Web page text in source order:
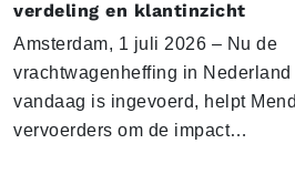
verdeling en klantinzicht
Amsterdam, 1 juli 2026 – Nu de
vrachtwagenheffing in Nederland
vandaag is ingevoerd, helpt
vervoerders om de impact…